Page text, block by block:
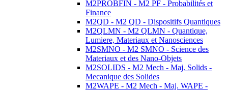
M2PROBFIN - M2 PF - Probabilités et
Finance
M2QD - M2 QD - Dispositifs Quantiques
M2QLMN - M2 QLMN - Quantique,
Lumiere, Materiaux et Nanosciences
M2SMNO - M2 SMNO - Science des
Materiaux et des Nano-Objets
M2SOLIDS - M2 Mech - Maj. Solids -
Mecanique des Solides
M2WAPE - M2 Mech - Maj. WAPE -